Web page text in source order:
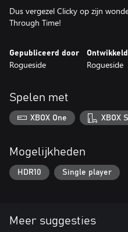
Dus vergezel Clicky op zijn
Through Time!
Gepubliceerd door
Rogueside Rogueside
Spelen met
XBOX One XBOX
Mogelijkheden
HDR10 Single player
Meer suggesties